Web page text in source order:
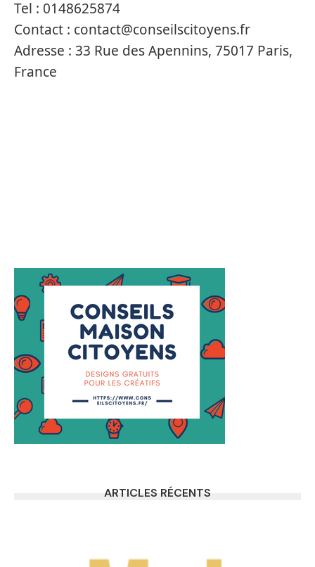
Tel : 0148625874
Contact : contact@conseilscitoyens.fr
Adresse : 33 Rue des Apennins, 75017 Paris,
France
ARTICLES RÉCENTS